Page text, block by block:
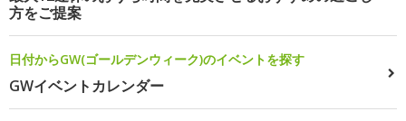
方をご提案
日付からGW(ゴールデンウィーク)のイベントを探す
GWイベントカレンダー